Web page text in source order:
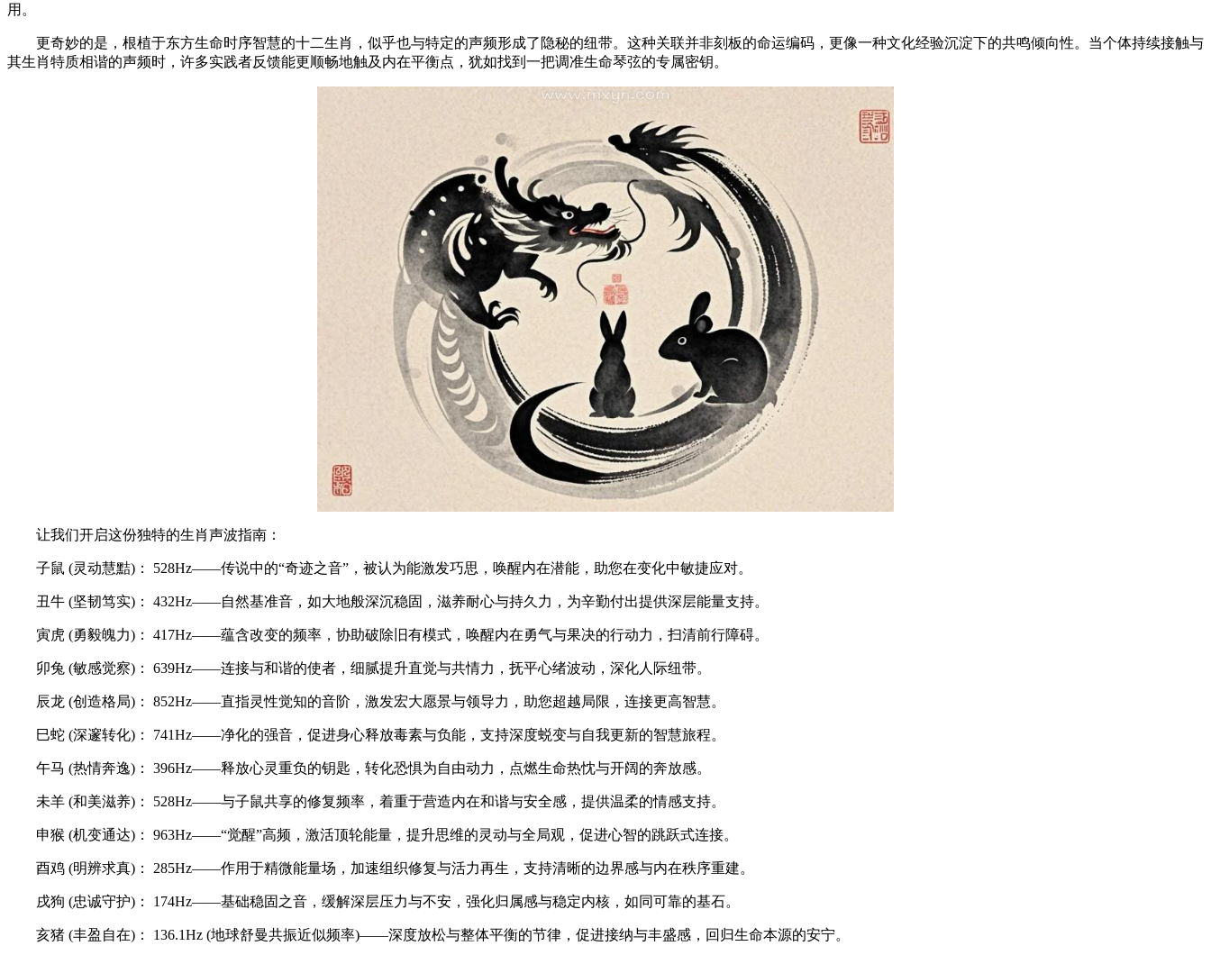
用。
更奇妙的是，根植于东方生命时序智慧的十二生肖，似乎也与特定的声频形成了隐秘的纽带。这种关联并非刻板的命运编码，更像一种文化经验沉淀下的共鸣倾向性。当个体持续接触与
其生肖特质相谐的声频时，许多实践者反馈能更顺畅地触及内在平衡点，犹如找到一把调准生命琴弦的专属密钥。
让我们开启这份独特的生肖声波指南：
子鼠 (灵动慧黠)： 528Hz——传说中的“奇迹之音”，被认为能激发巧思，唤醒内在潜能，助您在变化中敏捷应对。
丑牛 (坚韧笃实)： 432Hz——自然基准音，如大地般深沉稳固，滋养耐心与持久力，为辛勤付出提供深层能量支持。
寅虎 (勇毅魄力)： 417Hz——蕴含改变的频率，协助破除旧有模式，唤醒内在勇气与果决的行动力，扫清前行障碍。
卯兔 (敏感觉察)： 639Hz——连接与和谐的使者，细腻提升直觉与共情力，抚平心绪波动，深化人际纽带。
辰龙 (创造格局)： 852Hz——直指灵性觉知的音阶，激发宏大愿景与领导力，助您超越局限，连接更高智慧。
巳蛇 (深邃转化)： 741Hz——净化的强音，促进身心释放毒素与负能，支持深度蜕变与自我更新的智慧旅程。
午马 (热情奔逸)： 396Hz——释放心灵重负的钥匙，转化恐惧为自由动力，点燃生命热忱与开阔的奔放感。
未羊 (和美滋养)： 528Hz——与子鼠共享的修复频率，着重于营造内在和谐与安全感，提供温柔的情感支持。
申猴 (机变通达)： 963Hz——“觉醒”高频，激活顶轮能量，提升思维的灵动与全局观，促进心智的跳跃式连接。
酉鸡 (明辨求真)： 285Hz——作用于精微能量场，加速组织修复与活力再生，支持清晰的边界感与内在秩序重建。
戌狗 (忠诚守护)： 174Hz——基础稳固之音，缓解深层压力与不安，强化归属感与稳定内核，如同可靠的基石。
亥猪 (丰盈自在)： 136.1Hz (地球舒曼共振近似频率)——深度放松与整体平衡的节律，促进接纳与丰盛感，回归生命本源的安宁。